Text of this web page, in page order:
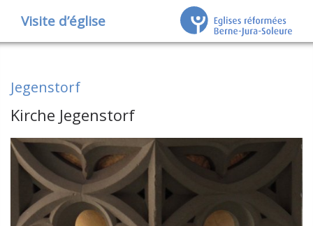
Visite d’église
Jegenstorf
Kirche Jegenstorf